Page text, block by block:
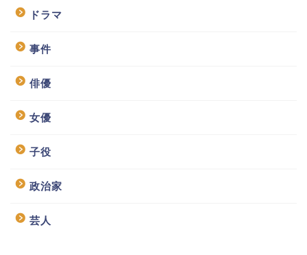
ドラマ
事件
俳優
女優
子役
政治家
芸人